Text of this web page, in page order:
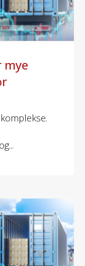
mye